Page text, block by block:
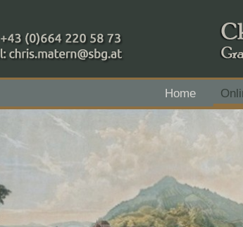
+43 (0)664 220 58 73
Home
Zahlungsmethoden: RAIBA - Flachgau Mitte -